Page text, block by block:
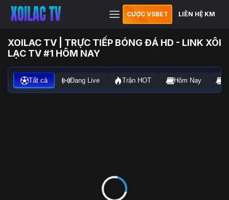
CƯỢC VSBET LIÊN HỆ KM
XOILAC TV | TRỰC TIẾP BÓNG ĐÁ HD - LINK XÔI
LẠC TV #1 HÔM NAY
Tất cả Đang Live Trận HOT Hôm Nay